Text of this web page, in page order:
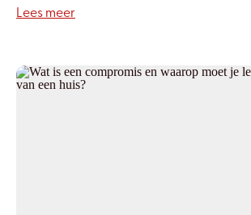
Lees meer